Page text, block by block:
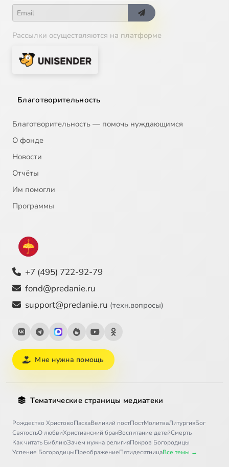
Рассылки осуществляются на платформе
Благотворительность
Благотворительность — помочь нуждающимся
О фонде
Новости
Отчёты
Им помогли
Программы
+7 (495) 722-92-79
fond@predanie.ru
support@predanie.ru (техн.вопросы)
Мне нужна помощь
Тематические страницы медиатеки
Рождество ХристовоПасхаВеликий постПостМолитваЛитургияБог
СвятостьО любвиХристианский бракВоспитание детейСмерть
Как читать БиблиюЗачем нужна религияПокров Богородицы
Успение БогородицыПреображениеПятидесятницаВсе темы →